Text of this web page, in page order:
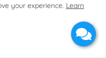
Lượng Chuyên Nghiệp
your experience. Learn